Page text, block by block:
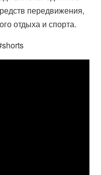
передвижения,
отдыха и спорта.